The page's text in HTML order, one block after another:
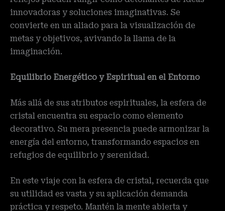
innovadoras y soluciones imaginativas. Se
convierte en un aliado para la visualización de
metas y objetivos, avivando la llama de la
imaginación.
Equilibrio Energético y Espiritual en el Entorno
Más allá de sus atributos espirituales, la esfera de
cristal encuentra su espacio como elemento
decorativo. Su mera presencia puede armonizar la
energía del entorno, transformando espacios en
refugios de equilibrio y serenidad.
En este viaje con la esfera de cristal, recuerda que
su utilidad es vasta y su aplicación demanda
práctica y respeto. Mantén la mente abierta y